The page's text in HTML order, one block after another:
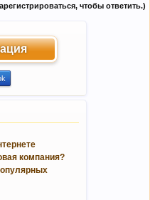
чтобы ответить.)
компания?